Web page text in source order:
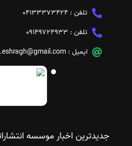
تلفن : 04133373424
تلفن : 09149724933
ایمیل :
جدیدترین اخبار موسسه